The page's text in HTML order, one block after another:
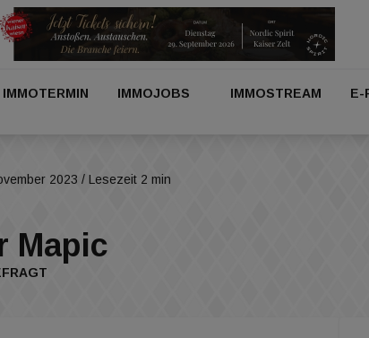
IMMOTERMIN IMMOJOBS IMMOSTREAM E-
2023 / Lesezeit 2 min
Mapic